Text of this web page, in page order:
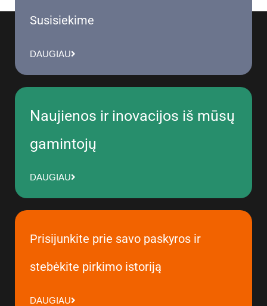
Susisiekime
DAUGIAU
Naujienos ir inovacijos iš mūsų
gamintojų
DAUGIAU
Prisijunkite prie savo paskyros ir
stebėkite pirkimo istoriją
DAUGIAU